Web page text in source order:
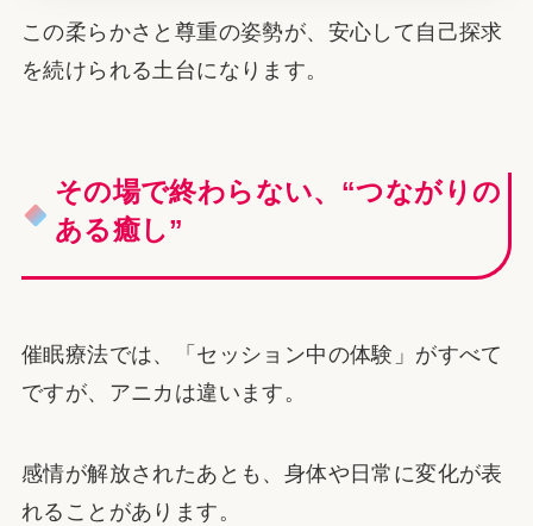
この柔らかさと尊重の姿勢が、安心して自己探求
を続けられる土台になります。
その場で終わらない、“つながりの
ある癒し”
催眠療法では、「セッション中の体験」がすべて
ですが、アニカは違います。
感情が解放されたあとも、身体や日常に変化が表
れることがあります。